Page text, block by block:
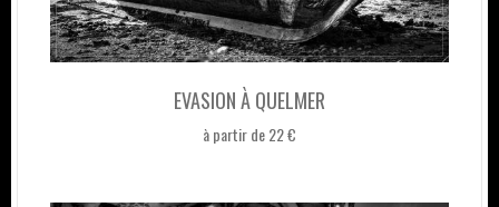
EVASION À QUELMER
à partir de 22 €